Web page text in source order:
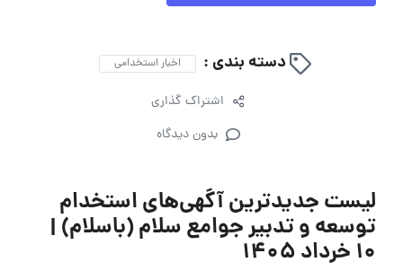
دسته بندی : اخبار استخدامی
اشتراک گذاری
بدون دیدگاه
لیست جدیدترین آگهی‌های استخدام
توسعه و تدبیر جوامع سلام (باسلام) |
10 خرداد ۱۴۰۵